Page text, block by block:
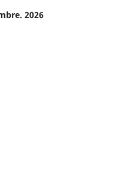
2026